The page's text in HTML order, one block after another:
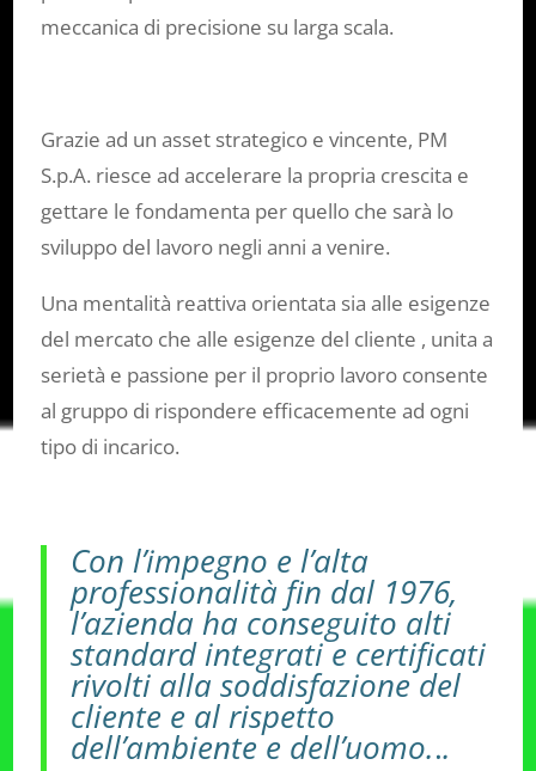
meccanica di precisione su larga scala.
Grazie ad un asset strategico e vincente, PM
S.p.A. riesce ad accelerare la propria crescita e
gettare le fondamenta per quello che sarà lo
sviluppo del lavoro negli anni a venire.
Una mentalità reattiva orientata sia alle esigenze
del mercato che alle esigenze del cliente , unita a
serietà e passione per il proprio lavoro consente
al gruppo di rispondere efficacemente ad ogni
tipo di incarico.
Con l’impegno e l’alta
professionalità fin dal 1976,
l’azienda ha conseguito alti
standard integrati e certificati
rivolti alla soddisfazione del
cliente e al rispetto
dell’ambiente e dell’uomo...